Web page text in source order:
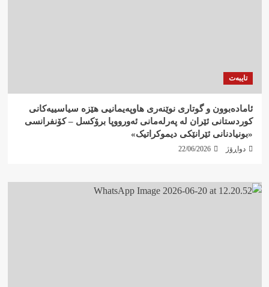
تایبەت
ئامادەبوون و گوتاری نوێنەری هاوپەیمانیی هێزە سیاسییەکانی
کوردستانی ئێران لە پەرلەمانی ئەورووپا برۆکسل – کۆنفرانسی
«بونیادنانی ئێرانێکی دیموکراتیک»
دواڕۆژ 22/06/2026